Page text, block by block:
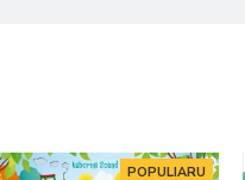
POPULIARU
POPULIARU